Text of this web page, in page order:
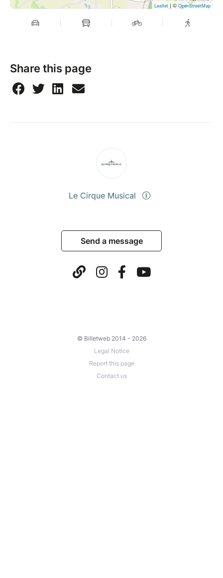
Leaflet | ©OpenStreetMap
Share this page
Le Cirque Musical
Send a message
© Billetweb 2014 - 2026
Legal Notice
Report this page
Contact us